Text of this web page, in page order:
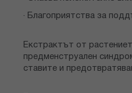
· Благоприятства за
Екстрактът от
предменструален
ставите и